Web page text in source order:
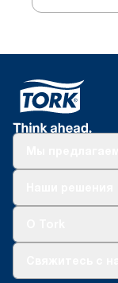
система T2